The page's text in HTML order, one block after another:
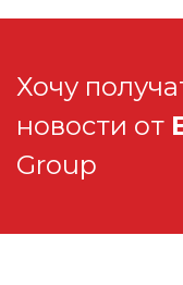
Хочу
новости от
Group